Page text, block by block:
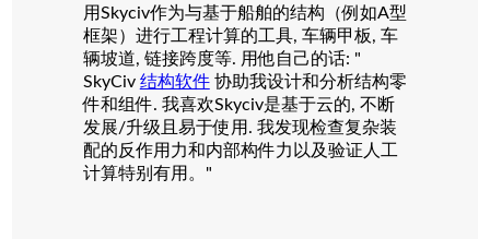
用Skyciv作为与基于船舶的结构（例如A型
框架）进行工程计算的工具, 车辆甲板, 车
辆坡道, 链接跨度等. 用他自己的话: "
SkyCiv 结构软件协助我设计和分析结构零
件和组件. 我喜欢Skyciv是基于云的, 不断
发展/升级且易于使用. 我发现检查复杂装
配的反作用力和内部构件力以及验证人工
计算特别有用。"